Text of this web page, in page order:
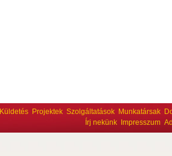
Küldetés Projektek Szolgáltatások Munkatársak
Írj nekünk
Impresszum